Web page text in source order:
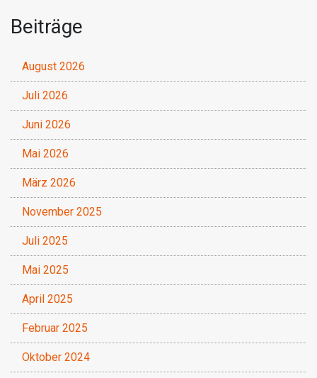
Beiträge
August 2026
Juli 2026
Juni 2026
Mai 2026
März 2026
November 2025
Juli 2025
Mai 2025
April 2025
Februar 2025
Oktober 2024